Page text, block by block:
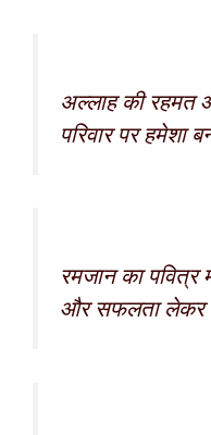
अल्लाह की
परिवार पर हमेशा
रमजान का पवित्र
और सफलता लेकर